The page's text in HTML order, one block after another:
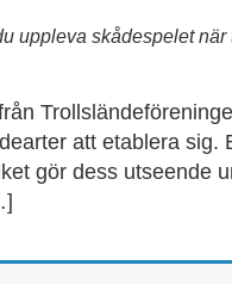
uppleva skådespelet
att etablera
gör dess utseende